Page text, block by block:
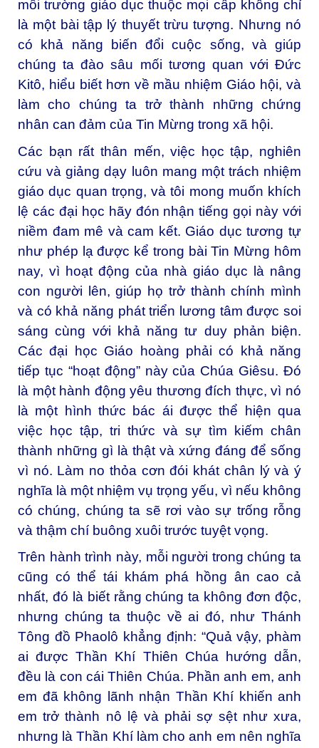
môi trường giáo dục thuộc mọi cấp không chỉ
là một bài tập lý thuyết trừu tượng. Nhưng nó
có khả năng biến đổi cuộc sống, và giúp
chúng ta đào sâu mối tương quan với Đức
Kitô, hiểu biết hơn về mầu nhiệm Giáo hội, và
làm cho chúng ta trở thành những chứng
nhân can đảm của Tin Mừng trong xã hội.
Các bạn rất thân mến, việc học tập, nghiên
cứu và giảng dạy luôn mang một trách nhiệm
giáo dục quan trọng, và tôi mong muốn khích
lệ các đại học hãy đón nhận tiếng gọi này với
niềm đam mê và cam kết. Giáo dục tương tự
như phép lạ được kể trong bài Tin Mừng hôm
nay, vì hoạt động của nhà giáo dục là nâng
con người lên, giúp họ trở thành chính mình
và có khả năng phát triển lương tâm được soi
sáng cùng với khả năng tư duy phản biện.
Các đại học Giáo hoàng phải có khả năng
tiếp tục “hoạt động” này của Chúa Giêsu. Đó
là một hành động yêu thương đích thực, vì nó
là một hình thức bác ái được thể hiện qua
việc học tập, tri thức và sự tìm kiếm chân
thành những gì là thật và xứng đáng để sống
vì nó. Làm no thỏa cơn đói khát chân lý và ý
nghĩa là một nhiệm vụ trọng yếu, vì nếu không
có chúng, chúng ta sẽ rơi vào sự trống rỗng
và thậm chí buông xuôi trước tuyệt vọng.
Trên hành trình này, mỗi người trong chúng ta
cũng có thể tái khám phá hồng ân cao cả
nhất, đó là biết rằng chúng ta không đơn độc,
nhưng chúng ta thuộc về ai đó, như Thánh
Tông đồ Phaolô khẳng định: “Quả vậy, phàm
ai được Thần Khí Thiên Chúa hướng dẫn,
đều là con cái Thiên Chúa. Phần anh em, anh
em đã không lãnh nhận Thần Khí khiến anh
em trở thành nô lệ và phải sợ sệt như xưa,
nhưng là Thần Khí làm cho anh em nên nghĩa